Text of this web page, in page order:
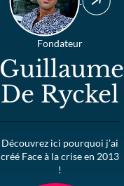
Fondateur
Guillaume
De Ryckel
Découvrez ici pourquoi j’ai
créé Face à la crise en 2013
!